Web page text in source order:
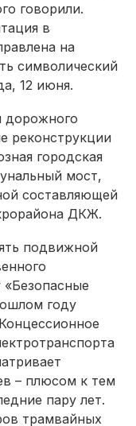
говорили.
в
на
символический
12 июня.
дорожного
реконструкции
городская
мост,
составляющей
ДКЖ.
подвижной
году
– плюсом к тем
пару лет.
трамвайных